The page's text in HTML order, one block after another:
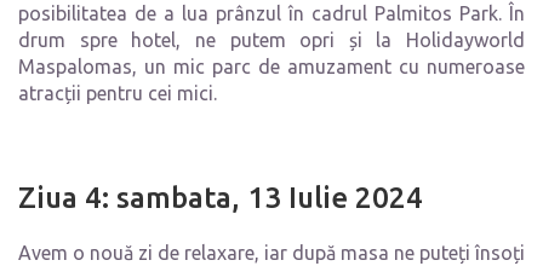
posibilitatea de a lua prânzul în cadrul Palmitos Park. În
drum spre hotel, ne putem opri și la Holidayworld
Maspalomas, un mic parc de amuzament cu numeroase
atracții pentru cei mici.
Ziua 4: sambata, 13 Iulie 2024
Avem o nouă zi de relaxare, iar după masa ne puteți însoți